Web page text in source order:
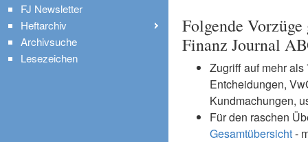
Folgende
Finanz Journal
Zugriff auf mehr
Entcheidungen,
Kundmachungen,
Für den raschen
Gesamtübersicht-
FJ Newsletter
Heftarchiv
Archivsuche
Lesezeichen